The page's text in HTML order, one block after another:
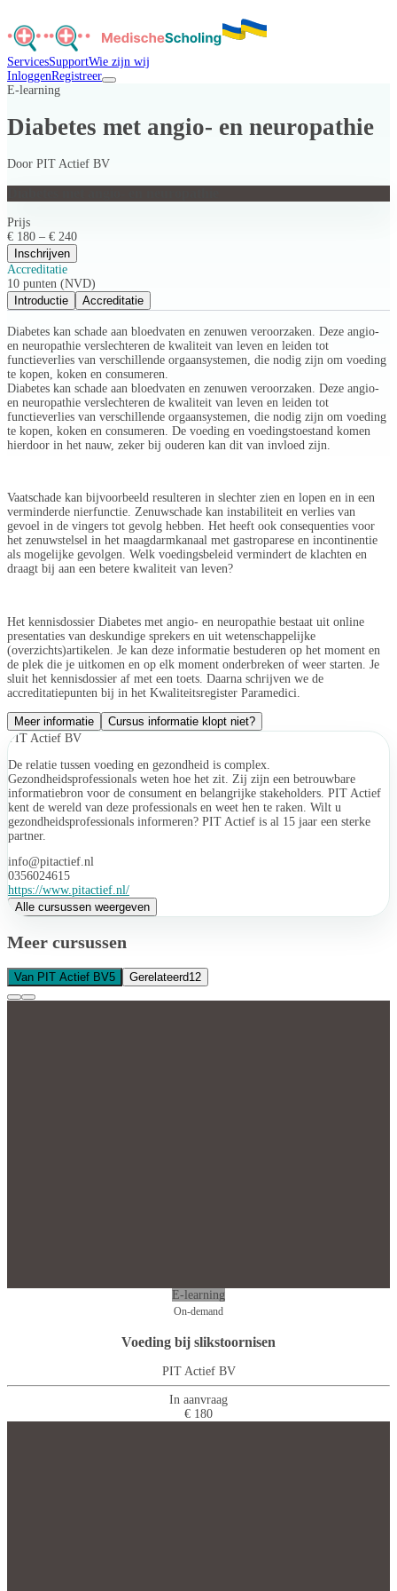
ServicesSupportWie zijn wij
InloggenRegistreer
E-learning
Diabetes met angio- en neuropathie
Door PIT Actief BV
Prijs
€ 180 – € 240
Inschrijven
Accreditatie
10 punten (NVD)
Introductie
Accreditatie
Diabetes kan schade aan bloedvaten en zenuwen veroorzaken. Deze angio-
en neuropathie verslechteren de kwaliteit van leven en leiden tot
functieverlies van verschillende orgaansystemen, die nodig zijn om voeding
te kopen, koken en consumeren.
Diabetes kan schade aan bloedvaten en zenuwen veroorzaken. Deze angio-
en neuropathie verslechteren de kwaliteit van leven en leiden tot
functieverlies van verschillende orgaansystemen, die nodig zijn om voeding
te kopen, koken en consumeren. De voeding en voedingstoestand komen
hierdoor in het nauw, zeker bij ouderen kan dit van invloed zijn.
Vaatschade kan bijvoorbeeld resulteren in slechter zien en lopen en in een
verminderde nierfunctie. Zenuwschade kan instabiliteit en verlies van
gevoel in de vingers tot gevolg hebben. Het heeft ook consequenties voor
het zenuwstelsel in het maagdarmkanaal met gastroparese en incontinentie
als mogelijke gevolgen. Welk voedingsbeleid vermindert de klachten en
draagt bij aan een betere kwaliteit van leven?
Het kennisdossier Diabetes met angio- en neuropathie bestaat uit online
presentaties van deskundige sprekers en uit wetenschappelijke
(overzichts)artikelen. Je kan deze informatie bestuderen op het moment en
de plek die je uitkomen en op elk moment onderbreken of weer starten. Je
sluit het kennisdossier af met een toets. Daarna schrijven we de
accreditatiepunten bij in het Kwaliteitsregister Paramedici.
Meer informatie
Cursus informatie klopt niet?
PIT Actief BV
De relatie tussen voeding en gezondheid is complex.
Gezondheidsprofessionals weten hoe het zit. Zij zijn een betrouwbare
informatiebron voor de consument en belangrijke stakeholders. PIT Actief
kent de wereld van deze professionals en weet hen te raken. Wilt u
gezondheidsprofessionals informeren? PIT Actief is al 15 jaar een sterke
partner.
info@pitactief.nl
0356024615
https://www.pitactief.nl/
Alle cursussen weergeven
Meer cursussen
Van PIT Actief BV5 Gerelateerd12
E-learning
On-demand
Voeding bij slikstoornisen
PIT Actief BV
In aanvraag
€ 180